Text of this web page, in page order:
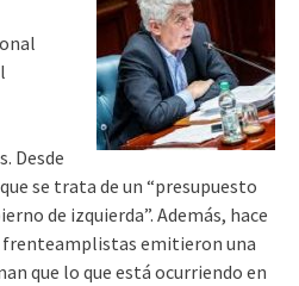
Desde
se trata de un “presupuesto
de izquierda”. Además, hace
frenteamplistas emitieron una
que lo que está ocurriendo en